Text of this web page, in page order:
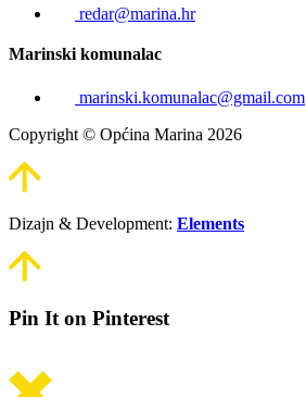
redar@marina.hr
Marinski komunalac
marinski.komunalac@gmail.com
Copyright © Općina Marina 2026
Dizajn & Development: Elements
Pin It on Pinterest